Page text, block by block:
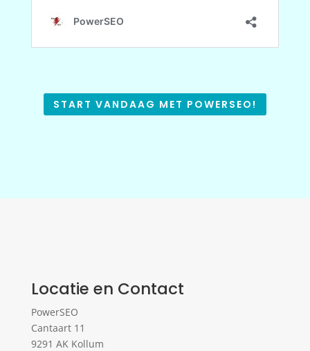
START VANDAAG MET POWERSEO!
Locatie en Contact
PowerSEO
Cantaart 11
9291 AK Kollum